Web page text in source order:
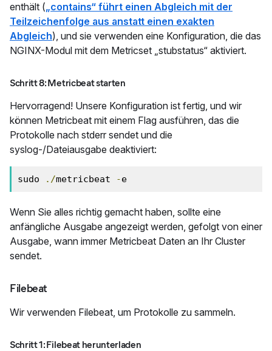
enthält („contains“ führt einen Abgleich mit der
Teilzeichenfolge aus anstatt einen exakten
Abgleich), und sie verwenden eine Konfiguration, die das
NGINX-Modul mit dem Metricset „stubstatus“ aktiviert.
Schritt 8: Metricbeat starten
Hervorragend! Unsere Konfiguration ist fertig, und wir
können Metricbeat mit einem Flag ausführen, das die
Protokolle nach stderr sendet und die
syslog-/Dateiausgabe deaktiviert:
sudo ./metricbeat -e
Wenn Sie alles richtig gemacht haben, sollte eine
anfängliche Ausgabe angezeigt werden, gefolgt von einer
Ausgabe, wann immer Metricbeat Daten an Ihr Cluster
sendet.
Filebeat
Wir verwenden Filebeat, um Protokolle zu sammeln.
Schritt 1: Filebeat herunterladen